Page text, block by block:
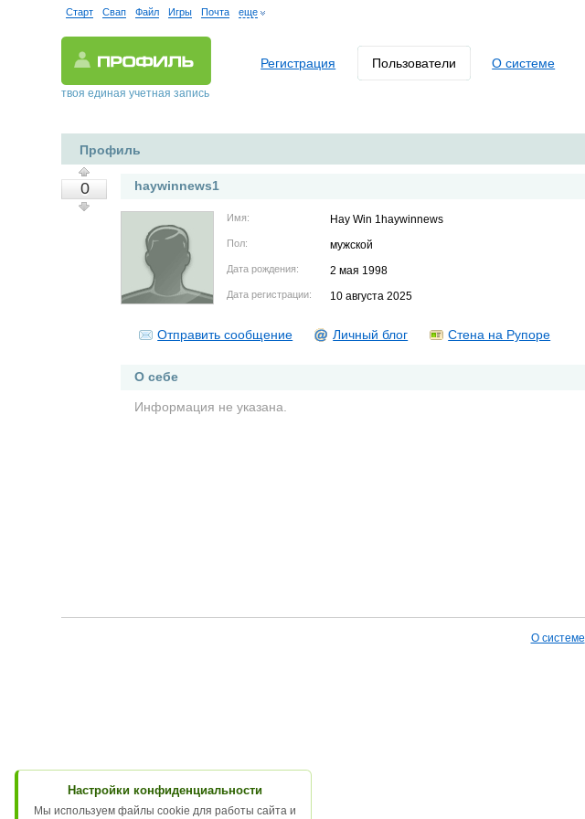
Старт Свап Файл Игры Почта еще
твоя единая учетная запись
Регистрация Пользователи О системе
Профиль
0 haywinnews1
Имя: Hay Win 1haywinnews
Пол: мужской
Дата рождения: 2 мая 1998
Дата регистрации: 10 августа 2025
Отправить сообщение Личный блог Стена на Рупоре
О себе
Информация не указана.
О системе
Настройки конфиденциальности
Мы используем файлы cookie для работы сайта и